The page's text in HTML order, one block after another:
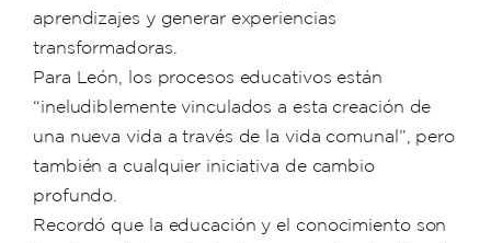
aprendizajes y generar experiencias
transformadoras.
Para León, los procesos educativos están
“ineludiblemente vinculados a esta creación de
una nueva vida a través de la vida comunal”, pero
también a cualquier iniciativa de cambio
profundo.
Recordó que la educación y el conocimiento son